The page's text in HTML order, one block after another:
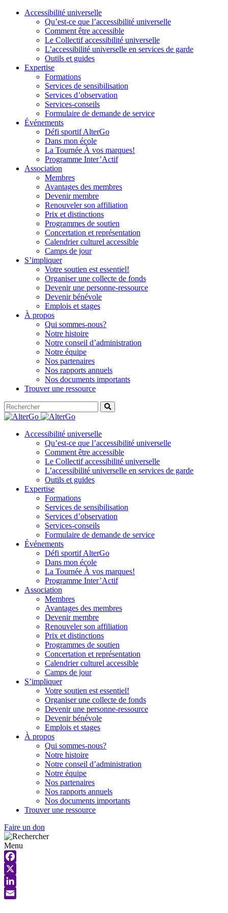
Accessibilité universelle
Qu’est-ce que l’accessibilité universelle
Comment être accessible
Le Collectif accessibilité universelle
L’accessibilité universelle en services de garde
Outils et guides
Expertise
Formations
Services de sensibilisation
Services d’observation
Services-conseils
Formulaire de demande de service
Événements
Défi sportif AlterGo
Dans mon école
La Tournée À vos marques!
Programme Inter’Actif
Association
Membres
Avantages des membres
Devenir membre
Renouveler son affiliation
Prix et distinctions
Programmes de soutien
Concertation et représentation
Calendrier culturel accessible
Camps de jour
S’impliquer
Votre soutien est essentiel!
Organiser une collecte de fonds
Devenir une personne-ressource
Devenir bénévole
Emplois et stages
À propos
Qui sommes-nous?
Notre histoire
Notre conseil d’administration
Notre équipe
Nos partenaires
Nos rapports annuels
Nos documents importants
Trouver une ressource
Accessibilité universelle
Qu’est-ce que l’accessibilité universelle
Comment être accessible
Le Collectif accessibilité universelle
L’accessibilité universelle en services de garde
Outils et guides
Expertise
Formations
Services de sensibilisation
Services d’observation
Services-conseils
Formulaire de demande de service
Événements
Défi sportif AlterGo
Dans mon école
La Tournée À vos marques!
Programme Inter’Actif
Association
Membres
Avantages des membres
Devenir membre
Renouveler son affiliation
Prix et distinctions
Programmes de soutien
Concertation et représentation
Calendrier culturel accessible
Camps de jour
S’impliquer
Votre soutien est essentiel!
Organiser une collecte de fonds
Devenir une personne-ressource
Devenir bénévole
Emplois et stages
À propos
Qui sommes-nous?
Notre histoire
Notre conseil d’administration
Notre équipe
Nos partenaires
Nos rapports annuels
Nos documents importants
Trouver une ressource
Faire un don
Menu
Facebook
X
LinkedIn